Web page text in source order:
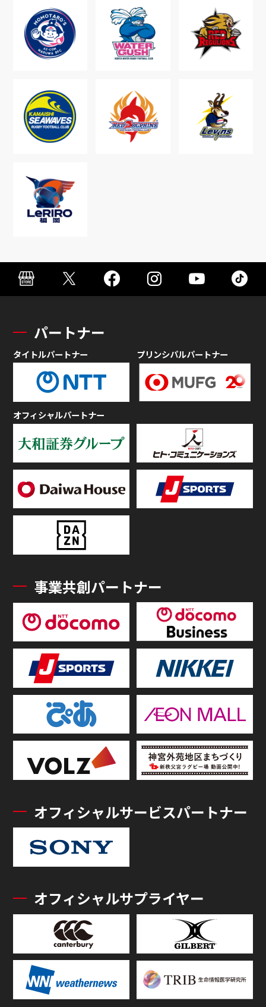
パートナー
タイトルパートナー プリンシパルパートナー
オフィシャルパートナー
事業共創パートナー
オフィシャルサービスパートナー
オフィシャルサプライヤー